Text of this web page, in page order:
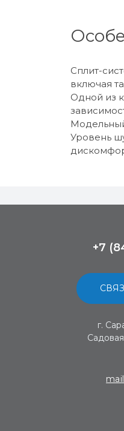
Сплит-
включая
Одной из
Уровень
+7
г.